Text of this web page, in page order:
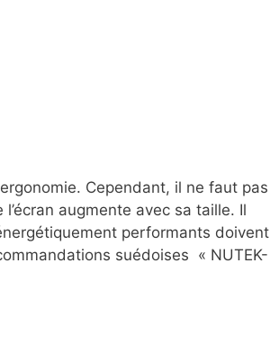
Cependant, il ne faut pas
augmente avec sa taille. Il
performants doivent
suédoises « NUTEK-